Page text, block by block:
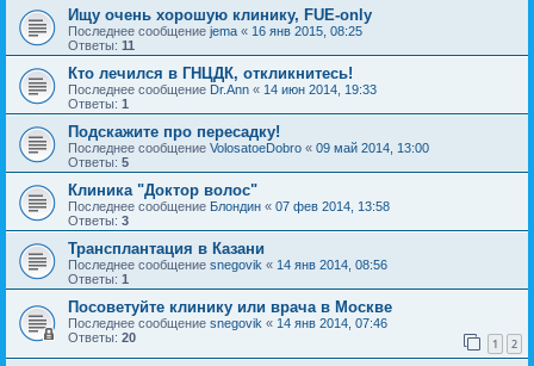
Ищу очень хорошую клинику, FUE-only
Последнее сообщение jema « 16 янв 2015, 08:25
Ответы: 11
Кто лечился в ГНЦДК, откликнитесь!
Последнее сообщение Dr.Ann « 14 июн 2014, 19:33
Ответы: 1
Подскажите про пересадку!
Последнее сообщение VolosatoeDobro « 09 май 2014, 13:00
Ответы: 5
Клиника "Доктор волос"
Последнее сообщение Блондин « 07 фев 2014, 13:58
Ответы: 3
Трансплантация в Казани
Последнее сообщение snegovik « 14 янв 2014, 08:56
Ответы: 1
Посоветуйте клинику или врача в Москве
Последнее сообщение snegovik « 14 янв 2014, 07:46
Ответы: 20 1 2